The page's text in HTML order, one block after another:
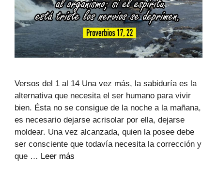
Versos del 1 al 14 Una vez más, la sabiduría es la
alternativa que necesita el ser humano para vivir
bien. Ésta no se consigue de la noche a la mañana,
es necesario dejarse acrisolar por ella, dejarse
moldear. Una vez alcanzada, quien la posee debe
ser consciente que todavía necesita la corrección y
que … Leer más